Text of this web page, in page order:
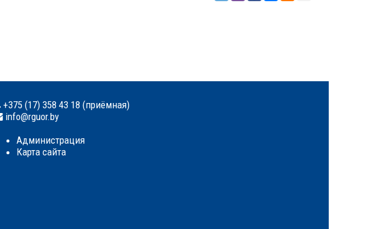
+375 (17) 358 43 18 (приёмная)
info@rguor.by
Администрация
Карта сайта